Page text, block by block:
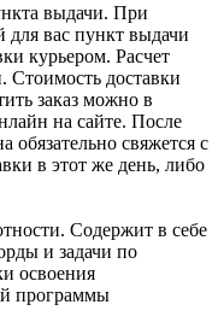
выдачи. При
для вас пункт выдачи
курьером. Расчет
Стоимость доставки
заказ можно в
на сайте. После
обязательно свяжется с
в этот же день, либо
Содержит в себе
и задачи по
освоения
программы